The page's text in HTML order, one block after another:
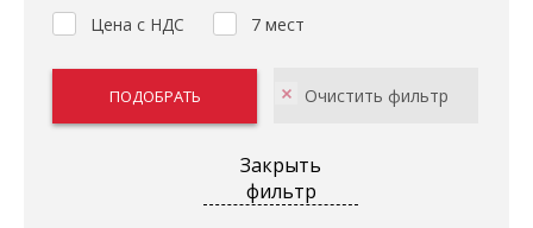
Цена с НДС 7 мест
Закрыть
фильтр